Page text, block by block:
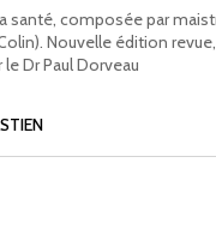
santé, composée par
Nouvelle édition
Dr Paul Dorveau